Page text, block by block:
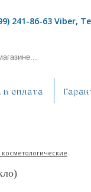
241-86-63 Viber,
и оплата